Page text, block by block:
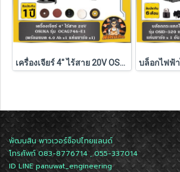
เครื่องเจียร์ 4" ไร้สาย 20V OSUKA รุ่น OCAG746 (รุ่นครบเซ็ตและเครื่องเปล่า) รับประกัน 6 เดือน
พัฒนสิน พาวเวอร์ช็อปไทยแลนด์
โทรศัพท์ 083-8776714 , 055-337014
ID LINEpanuwat_engineering